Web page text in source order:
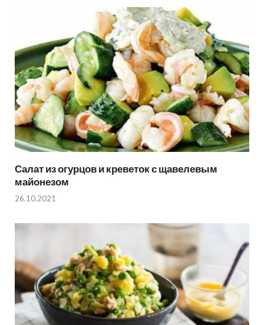
Салат из огурцов и креветок с щавелевым
майонезом
26.10.2021